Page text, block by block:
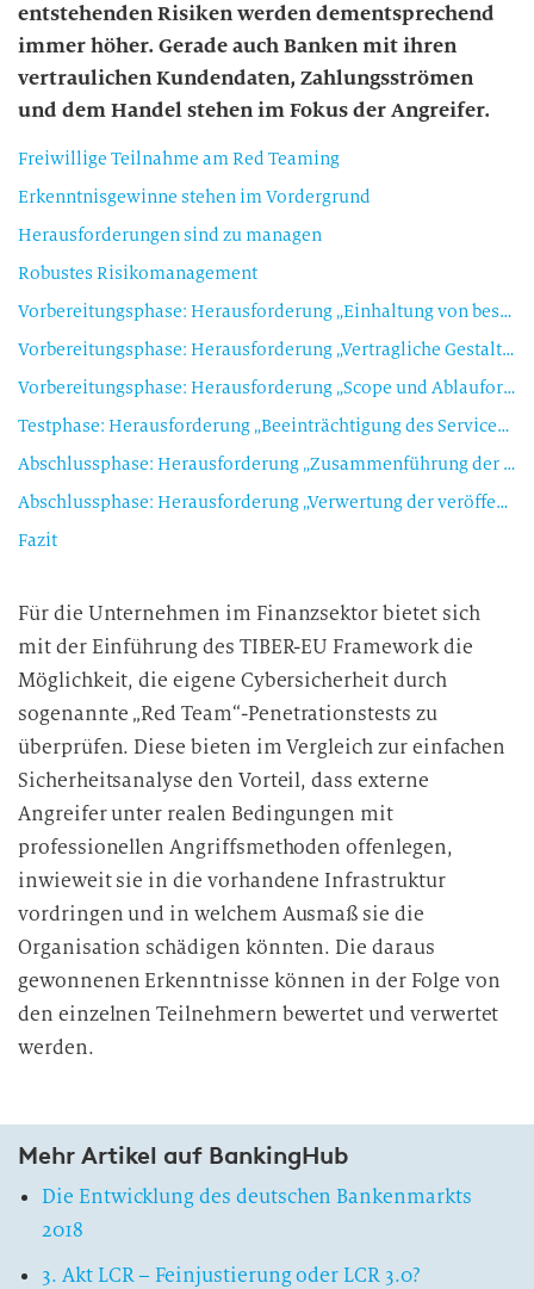
entstehenden Risiken werden dementsprechend
immer höher. Gerade auch Banken mit ihren
vertraulichen Kundendaten, Zahlungsströmen
und dem Handel stehen im Fokus der Angreifer.
Freiwillige Teilnahme am Red Teaming
Erkenntnisgewinne stehen im Vordergrund
Herausforderungen sind zu managen
Robustes Risikomanagement
Vorbereitungsphase: Herausforderung „Einhaltung von bestehenden nationalen Vorschriften“
Vorbereitungsphase: Herausforderung „Vertragliche Gestaltung mit den Providern“
Vorbereitungsphase: Herausforderung „Scope und Ablauforganisation“
Testphase: Herausforderung „Beeinträchtigung des Servicebetriebs“
Abschlussphase: Herausforderung „Zusammenführung der Ergebnisse in einem übergreifenden Report“
Abschlussphase: Herausforderung „Verwertung der veröffentlichten Ergebnisse“
Fazit
Für die Unternehmen im Finanzsektor bietet sich
mit der Einführung des TIBER-EU Framework die
Möglichkeit, die eigene Cybersicherheit durch
sogenannte „Red Team“-Penetrationstests zu
überprüfen. Diese bieten im Vergleich zur einfachen
Sicherheitsanalyse den Vorteil, dass externe
Angreifer unter realen Bedingungen mit
professionellen Angriffsmethoden offenlegen,
inwieweit sie in die vorhandene Infrastruktur
vordringen und in welchem Ausmaß sie die
Organisation schädigen könnten. Die daraus
gewonnenen Erkenntnisse können in der Folge von
den einzelnen Teilnehmern bewertet und verwertet
werden.
Mehr Artikel auf BankingHub
Die Entwicklung des deutschen Bankenmarkts
2018
3. Akt LCR – Feinjustierung oder LCR 3.0?